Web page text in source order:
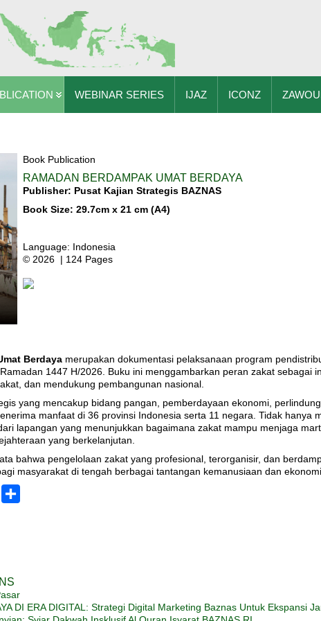
WEBINAR SERIES IJAZ ICONZ
Book Publication
RAMADAN BERDAMPAK UMAT BERDAYA
Publisher: Pusat Kajian Strategis BAZNAS
Book Size: 29.7cm x 21 cm (A4)
Language: Indonesia
© 2026 | 124 Pages
Berdaya merupakan dokumentasi pelaksanaan program
1447 H/2026. Buku ini menggambarkan peran zakat sebagai
dan mendukung pembangunan nasional.
yang mencakup bidang pangan, pemberdayaan ekonomi,
manfaat di 36 provinsi Indonesia serta 11 negara. Tidak hanya
lapangan yang menunjukkan bagaimana zakat mampu menjaga
yang berkelanjutan.
bahwa pengelolaan zakat yang profesional, terorganisir, dan
masyarakat di tengah berbagai tantangan kemanusiaan dan ekonomi.
DI ERA DIGITAL: Strategi Digital Marketing Baznas Untuk Ekspansi